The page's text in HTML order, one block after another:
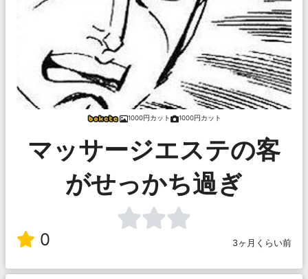
1000円カット 1000円カット
マッサージエステの客
がせっかち過ぎ
0 3ヶ月くらい前